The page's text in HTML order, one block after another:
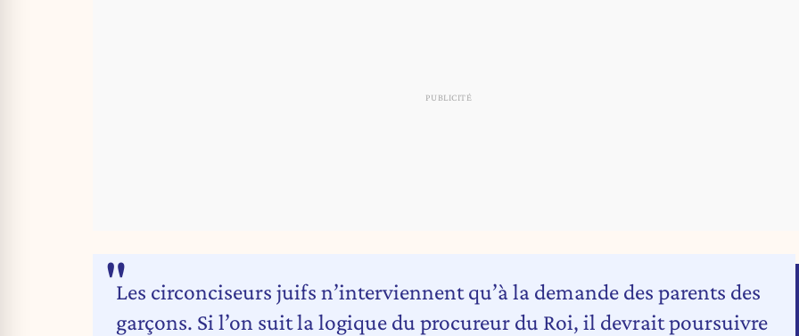
Les circonciseurs juifs n’interviennent qu’à la demande des parents des
garçons. Si l’on suit la logique du procureur du Roi, il devrait poursuivre